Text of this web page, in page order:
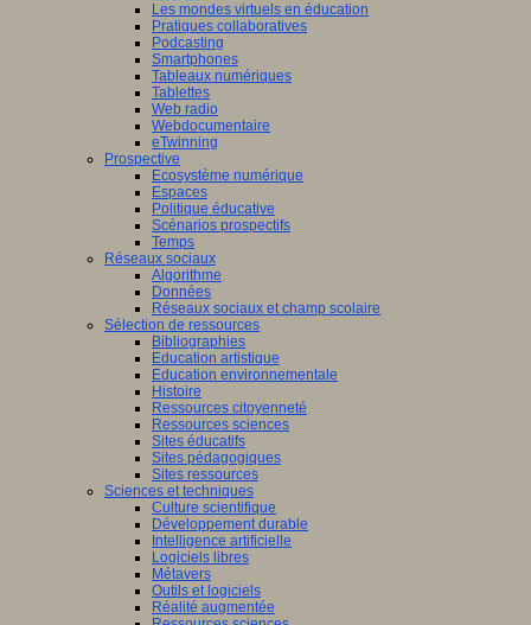
Les mondes virtuels en éducation
Pratiques collaboratives
Podcasting
Smartphones
Tableaux numériques
Tablettes
Web radio
Webdocumentaire
eTwinning
Prospective
Ecosystème numérique
Espaces
Politique éducative
Scénarios prospectifs
Temps
Réseaux sociaux
Algorithme
Données
Réseaux sociaux et champ scolaire
Sélection de ressources
Bibliographies
Education artistique
Education environnementale
Histoire
Ressources citoyenneté
Ressources sciences
Sites éducatifs
Sites pédagogiques
Sites ressources
Sciences et techniques
Culture scientifique
Développement durable
Intelligence artificielle
Logiciels libres
Métavers
Outils et logiciels
Réalité augmentée